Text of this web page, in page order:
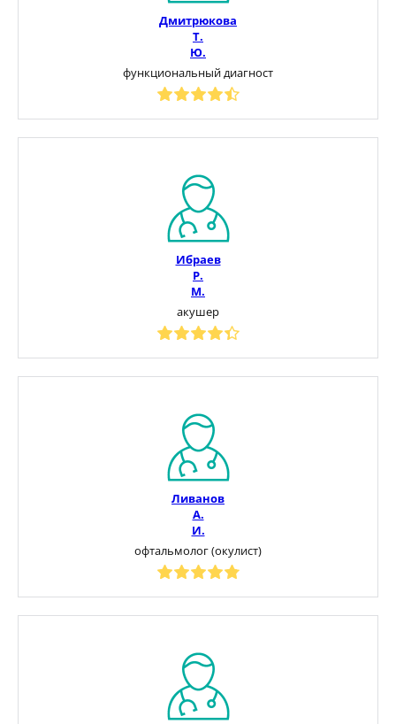
Дмитрюкова
Т.
Ю.
функциональный диагност
Ибраев
Р.
М.
акушер
Ливанов
А.
И.
офтальмолог (окулист)